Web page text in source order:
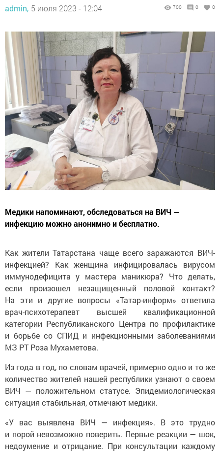
admin, 5 июля 2023 - 12:04 700 0 0
Медики напоминают, обследоваться на ВИЧ —
инфекцию можно анонимно и бесплатно.
Как жители Татарстана чаще всего заражаются ВИЧ-
инфекцией? Как женщина инфицировалась вирусом
иммунодефицита у мастера маникюра? Что делать,
если произошел незащищенный половой контакт?
На эти и другие вопросы «Татар-информ» ответила
врач-психотерапевт высшей квалификационной
категории Республиканского Центра по профилактике
и борьбе со СПИД и инфекционными заболеваниями
МЗ РТ Роза Мухаметова.
Из года в год, по словам врачей, примерно одно и то же
количество жителей нашей республики узнают о своем
ВИЧ — положительном статусе. Эпидемиологическая
ситуация стабильная, отмечают медики.
«У вас выявлена ВИЧ — инфекция». В это трудно
и порой невозможно поверить. Первые реакции — шок,
недоумение и отрицание. При консультации каждому